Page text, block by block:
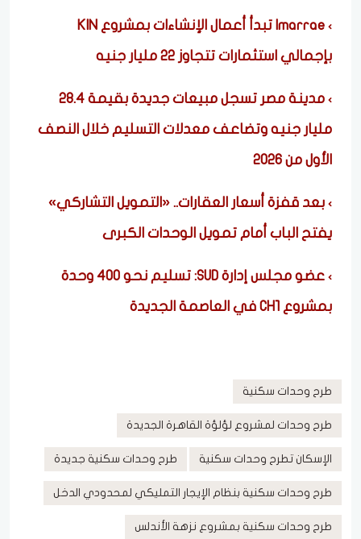
Imarrae تبدأ أعمال الإنشاءات بمشروع KIN
بإجمالي استثمارات تتجاوز 22 مليار جنيه
مدينة مصر تسجل مبيعات جديدة بقيمة 28.4
مليار جنيه وتضاعف معدلات التسليم خلال النصف
الأول من 2026
بعد قفزة أسعار العقارات.. «التمويل التشاركي»
يفتح الباب أمام تمويل الوحدات الكبرى
عضو مجلس إدارة SUD: تسليم نحو 400 وحدة
بمشروع CH1 في العاصمة الجديدة
طرح وحدات سكنية
طرح وحدات لمشروع لؤلؤة القاهرة الجديدة
الإسكان تطرح وحدات سكنية طرح وحدات سكنية جديدة
طرح وحدات سكنية بنظام الإيجار التمليكي لمحدودي الدخل
طرح وحدات سكنية بمشروع نزهة الأندلس